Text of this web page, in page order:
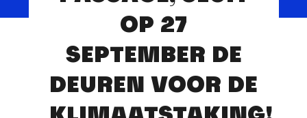
OP 27
SEPTEMBER DE
DEUREN VOOR DE